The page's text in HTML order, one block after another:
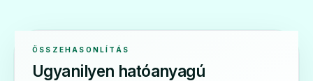
ÖSSZEHASONLÍTÁS
Ugyanilyen hatóanyagú